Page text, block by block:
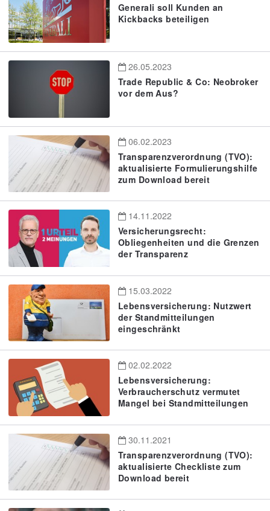
Generali soll Kunden an
Kickbacks beteiligen
26.05.2023
Trade Republic & Co: Neobroker
vor dem Aus?
06.02.2023
Transparenzverordnung (TVO):
aktualisierte Formulierungshilfe
zum Download bereit
14.11.2022
Versicherungsrecht:
Obliegenheiten und die Grenzen
der Transparenz
15.03.2022
Lebensversicherung: Nutzwert
der Standmitteilungen
eingeschränkt
02.02.2022
Lebensversicherung:
Verbraucherschutz vermutet
Mangel bei Standmitteilungen
30.11.2021
Transparenzverordnung (TVO):
aktualisierte Checkliste zum
Download bereit